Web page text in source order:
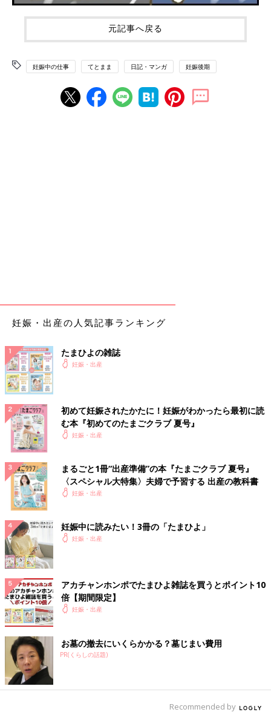
元記事へ戻る
妊娠中の仕事 てとまま 日記・マンガ 妊娠後期
妊娠・出産の人気記事ランキング
たまひよの雑誌
妊娠・出産
初めて妊娠されたかたに！妊娠がわかったら最初に読
む本『初めてのたまごクラブ 夏号』
妊娠・出産
まるごと1冊“出産準備”の本『たまごクラブ 夏号』
〈スペシャル大特集〉夫婦で予習する 出産の教科書
妊娠・出産
妊娠中に読みたい！3冊の「たまひよ」
妊娠・出産
アカチャンホンポでたまひよ雑誌を買うとポイント10
倍【期間限定】
妊娠・出産
お墓の撤去にいくらかかる？墓じまい費用
PR(くらしの話題)
Recommended by